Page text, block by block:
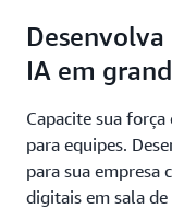
IA em
Capacite sua
para equipes.
para sua empresa
digitais em sala